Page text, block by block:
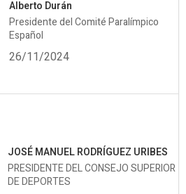
Alberto Durán
Presidente del Comité Paralímpico
Español
26/11/2024
JOSÉ MANUEL RODRÍGUEZ URIBES
PRESIDENTE DEL CONSEJO SUPERIOR
DE DEPORTES